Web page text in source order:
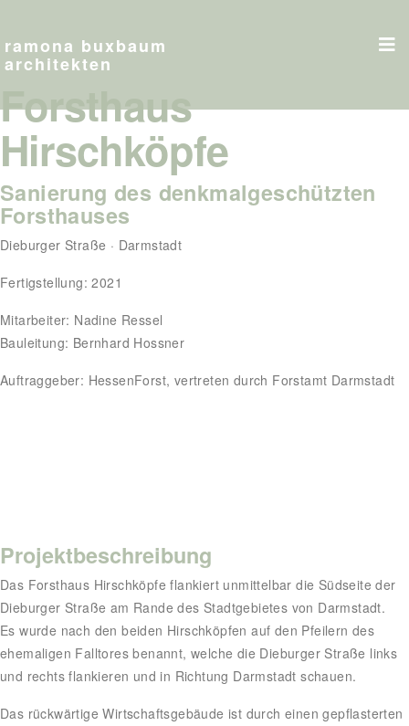
ramona buxbaum
architekten
VORHER
Forsthaus
Hirschköpfe
Sanierung des denkmalgeschützten
Forsthauses
Dieburger Straße · Darmstadt
Fertigstellung: 2021
Mitarbeiter: Nadine Ressel
Bauleitung: Bernhard Hossner
Auftraggeber: HessenForst, vertreten durch Forstamt Darmstadt
Projektbeschreibung
Das Forsthaus Hirschköpfe flankiert unmittelbar die Südseite der
Dieburger Straße am Rande des Stadtgebietes von Darmstadt.
Es wurde nach den beiden Hirschköpfen auf den Pfeilern des
ehemaligen Falltores benannt, welche die Dieburger Straße links
und rechts flankieren und in Richtung Darmstadt schauen.
Das rückwärtige Wirtschaftsgebäude ist durch einen gepflasterten